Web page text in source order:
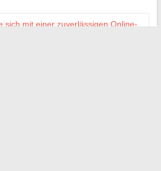
sich mit einer zuverlässigen Online-